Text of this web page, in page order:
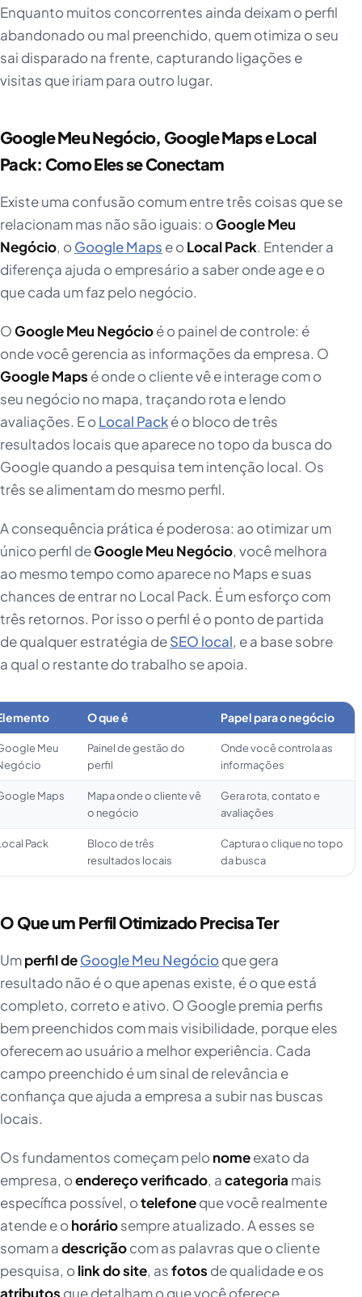
Enquanto muitos concorrentes ainda deixam o perfil
abandonado ou mal preenchido, quem otimiza o seu
sai disparado na frente, capturando ligações e
visitas que iriam para outro lugar.
Google Meu Negócio, Google Maps e Local
Pack: Como Eles se Conectam
Existe uma confusão comum entre três coisas que se
relacionam mas não são iguais: oGoogle Meu
Negócio, oGoogle Maps e oLocal Pack. Entender a
diferença ajuda o empresário a saber onde age e o
que cada um faz pelo negócio.
OGoogle Meu Negócioé o painel de controle: é
onde você gerencia as informações da empresa. O
Google Maps é onde o cliente vê e interage com o
seu negócio no mapa, traçando rota e lendo
avaliações. E oLocal Packé o bloco de três
resultados locais que aparece no topo da busca do
Google quando a pesquisa tem intenção local. Os
três se alimentam do mesmo perfil.
A consequência prática é poderosa: ao otimizar um
único perfil deGoogle Meu Negócio, você melhora
ao mesmo tempo como aparece no Maps e suas
chances de entrar no Local Pack. É um esforço com
três retornos. Por isso o perfil é o ponto de partida
de qualquer estratégia deSEO local, e a base sobre
a qual o restante do trabalho se apoia.
O que é Papel para o negócio
Meu
Painel de gestão do
perfil
Onde você controla as
informações
Maps
Mapa onde o cliente vê
o negócio
Gera rota, contato e
avaliações
Pack
Bloco de três
resultados locais
Captura o clique no topo
da busca
O Que um Perfil Otimizado Precisa Ter
Umperfil deGoogle Meu Negócioque gera
resultado não é o que apenas existe, é o que está
completo, correto e ativo. O Google premia perfis
bem preenchidos com mais visibilidade, porque eles
oferecem ao usuário a melhor experiência. Cada
campo preenchido é um sinal de relevância e
confiança que ajuda a empresa a subir nas buscas
locais.
Os fundamentos começam pelonomeexato da
empresa, oendereço verificado, acategoria mais
específica possível, otelefoneque você realmente
atende e ohoráriosempre atualizado. A esses se
somam adescriçãocom as palavras que o cliente
pesquisa, olink do site, asfotos de qualidade e os
atributos que detalham o que você oferece.